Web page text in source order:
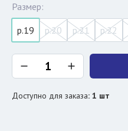
Размер:
р.19
р.20 р.21 р.22
Доступно для заказа: 1 шт